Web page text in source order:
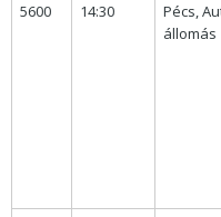
5600 14:30
Pécs,
állomás